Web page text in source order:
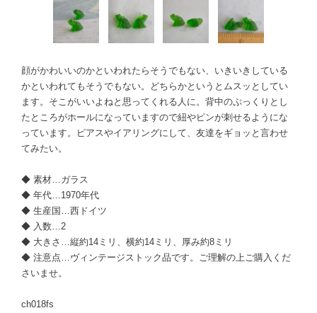
顔がかわいいのかといわれたらそうでもない、いきいきしている
かといわれてもそうでもない。どちらかというとムスッとしてい
ます。そこがいいよねと思ってくれる人に。背中のぷっくりとし
たところがホールになっていますので紐やピンが刺せるようにな
っています。ピアスやイアリングにして、友達をギョッと言わせ
てみたい。
◆ 素材…ガラス
◆ 年代…1970年代
◆ 生産国…西ドイツ
◆ 入数…2
◆ 大きさ…縦約14ミリ、横約14ミリ、厚み約8ミリ
◆ 注意点…ヴィンテージストック品です。ご理解の上ご購入くだ
さいませ。
ch018fs